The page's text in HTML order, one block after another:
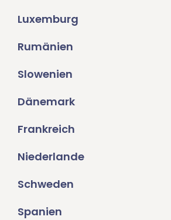
Luxemburg
Rumänien
Slowenien
Dänemark
Frankreich
Niederlande
Schweden
Spanien